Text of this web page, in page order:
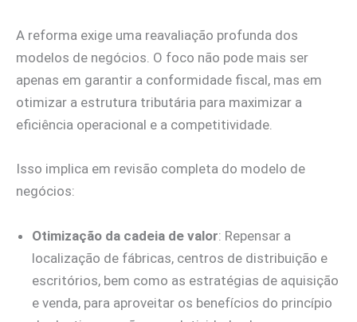
A reforma exige uma reavaliação profunda dos
modelos de negócios. O foco não pode mais ser
apenas em garantir a conformidade fiscal, mas em
otimizar a estrutura tributária para maximizar a
eficiência operacional e a competitividade.
Isso implica em revisão completa do modelo de
negócios:
Otimização da cadeia de valor: Repensar a
localização de fábricas, centros de distribuição e
escritórios, bem como as estratégias de aquisição
e venda, para aproveitar os benefícios do princípio